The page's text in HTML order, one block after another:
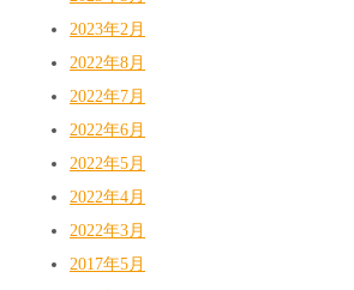
2023年2月
2022年8月
2022年7月
2022年6月
2022年5月
2022年4月
2022年3月
2017年5月